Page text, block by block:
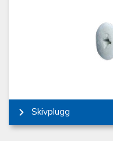
Skivplugg